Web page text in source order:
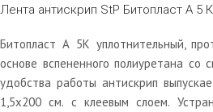
Лента антискрип StP Битопласт А 5
Битопласт А 5К уплотнительный,
основе вспененного полиуретана со
удобства работы антискрип
1,5х200 см. с клеевым слоем.